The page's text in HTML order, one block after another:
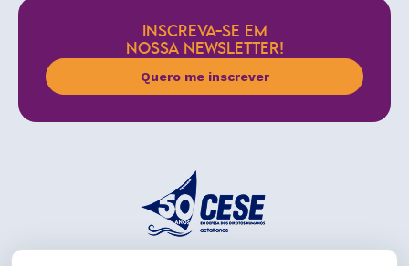
INSCREVA-SE EM
NOSSA NEWSLETTER!
Quero me inscrever